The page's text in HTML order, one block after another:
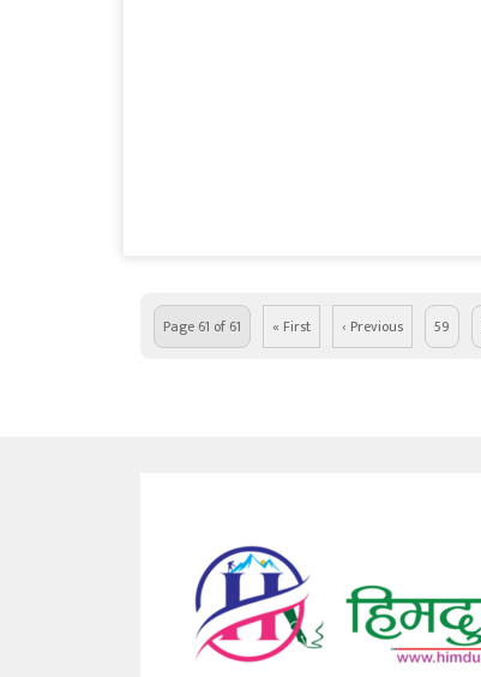
Page 61 of 61 « First ‹ Previous 59